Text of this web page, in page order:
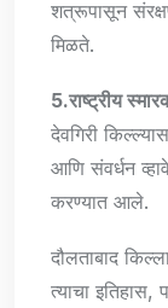
शत्रूपासून
मिळते.
5.राष्ट्रीय
देवगिरी
आणि संवर्धन
करण्यात आले.
दौलताबाद
त्याचा